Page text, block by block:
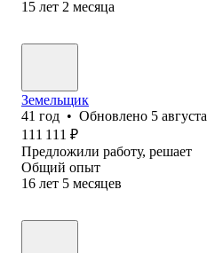
15 лет 2 месяца
Земельщик
41 год • Обновлено 5 августа
111 111 ₽
Предложили работу, решает
Общий опыт
16 лет 5 месяцев